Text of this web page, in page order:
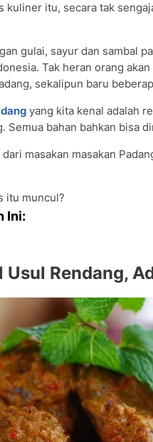
kuliner itu, secara tak
gulai, sayur dan sambal
Tak heran orang
sekalipun baru
yang kita kenal adalah
Semua bahan bahkan bisa
masakan masakan
itu muncul?
Ini:
Rendang,